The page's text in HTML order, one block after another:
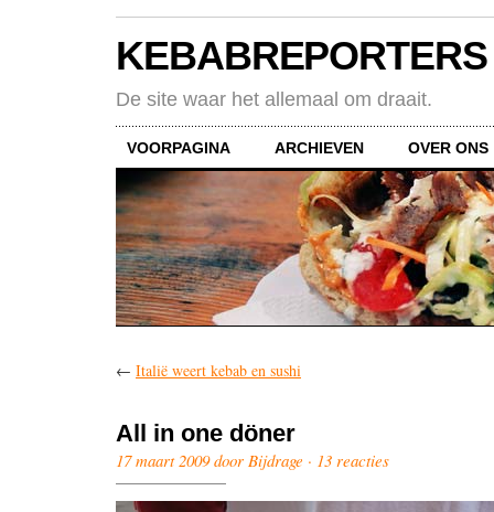
KEBABREPORTERS
De site waar het allemaal om draait.
VOORPAGINA ARCHIEVEN OVER ONS
← Italië weert kebab en sushi
All in one döner
17 maart 2009 door Bijdrage · 13 reacties